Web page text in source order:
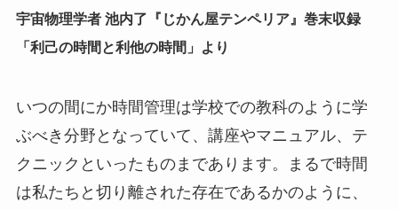
宇宙物理学者 池内了『じかん屋テンペリア』巻末収録
「利己の時間と利他の時間」より
いつの間にか時間管理は学校での教科のように学
ぶべき分野となっていて、講座やマニュアル、テ
クニックといったものまであります。まるで時間
は私たちと切り離された存在であるかのように、